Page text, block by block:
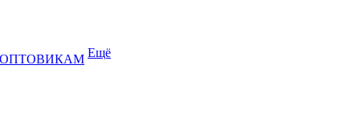
ОПТОВИКАМ Ещё